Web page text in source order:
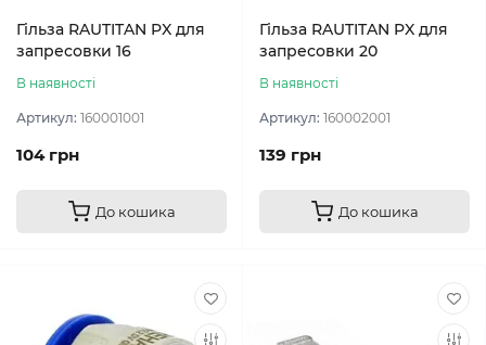
Гільза RAUTITAN PX для
запресовки 16
В наявності
Артикул: 160001001
104 грн
До кошика
Гільза RAUTITAN PX для
запресовки 20
В наявності
Артикул: 160002001
139 грн
До кошика